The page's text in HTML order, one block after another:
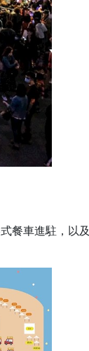
餐車進駐，以及